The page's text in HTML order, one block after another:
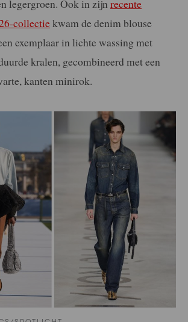
legergroen. Ook in zijn recente
collectiekwam de denim blouse
exemplaar in lichte wassing met
kralen, gecombineerd met een
kanten minirok.